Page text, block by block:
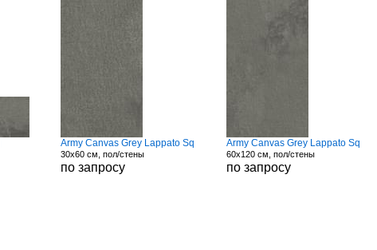
Army Canvas Grey Lappato Sq
30x60 см, пол/стены
по запросу
Army Canvas Grey Lappato Sq
60x120 см, пол/стены
по запросу